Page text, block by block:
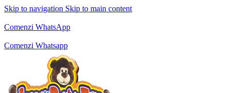
Skip to navigation Skip to main content
Comenzi WhatsApp
Comenzi Whatsapp